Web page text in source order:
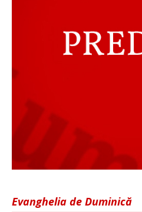
Evanghelia de Duminică